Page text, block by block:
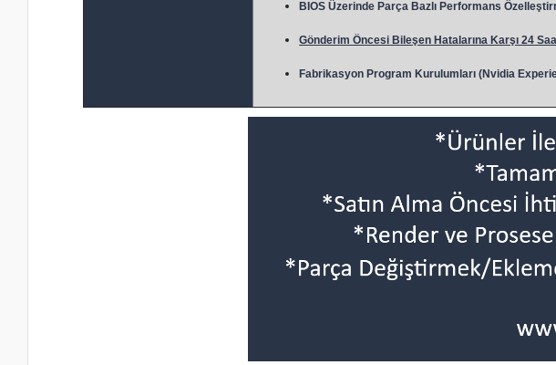
BIOS Üzerinde Parça Bazlı Performans
Gönderim Öncesi Bileşen Hatalarına Karşı 24
Fabrikasyon Program Kurulumları (Nvidia